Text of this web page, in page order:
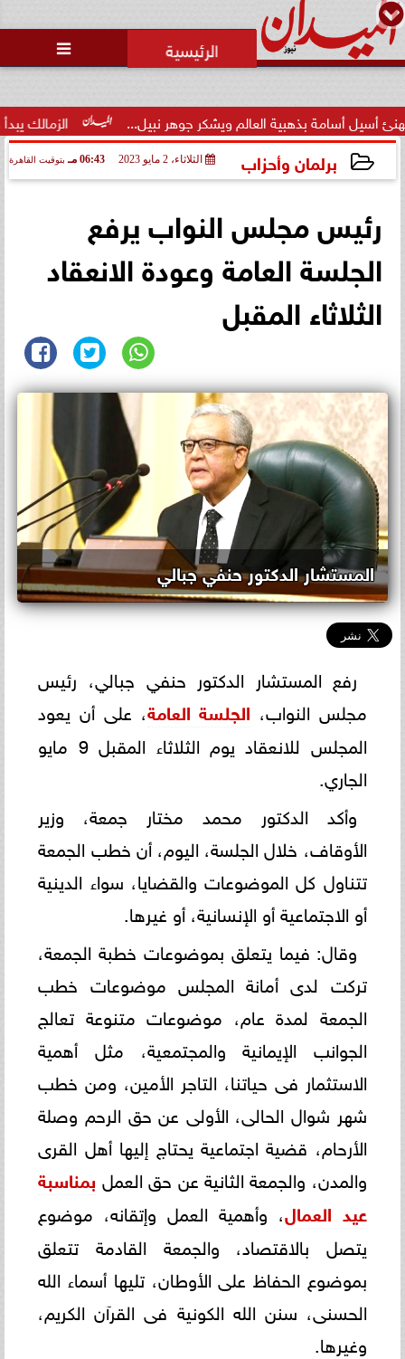

الزمالك يبدأ ودياته بذهبية العالم ويشكر جوهر نبيل...
برلمان وأحزاب الثلاثاء، 2 مايو 2023 06:43 مـ بتوقيت القاهرة
رئيس مجلس النواب يرفع
الجلسة العامة وعودة الانعقاد
الثلاثاء المقبل
المستشار الدكتور حنفي جبالي
رفع المستشار الدكتور حنفي جبالي، رئيس
مجلس النواب، الجلسة العامة، على أن يعود
المجلس للانعقاد يوم الثلاثاء المقبل 9 مايو
الجاري.
وأكد الدكتور محمد مختار جمعة، وزير
الأوقاف، خلال الجلسة، اليوم، أن خطب الجمعة
تتناول كل الموضوعات والقضايا، سواء الدينية
أو الاجتماعية أو الإنسانية، أو غيرها.
وقال: فيما يتعلق بموضوعات خطبة الجمعة،
تركت لدى أمانة المجلس موضوعات خطب
الجمعة لمدة عام، موضوعات متنوعة تعالج
الجوانب الإيمانية والمجتمعية، مثل أهمية
الاستثمار فى حياتنا، التاجر الأمين، ومن خطب
شهر شوال الحالى، الأولى عن حق الرحم وصلة
الأرحام، قضية اجتماعية يحتاج إليها أهل القرى
والمدن، والجمعة الثانية عن حق العمل بمناسبة
عيد العمال، وأهمية العمل وإتقانه، موضوع
يتصل بالاقتصاد، والجمعة القادمة تتعلق
بموضوع الحفاظ على الأوطان، تليها أسماء الله
الحسنى، سنن الله الكونية فى القرآن الكريم،
وغيرها.